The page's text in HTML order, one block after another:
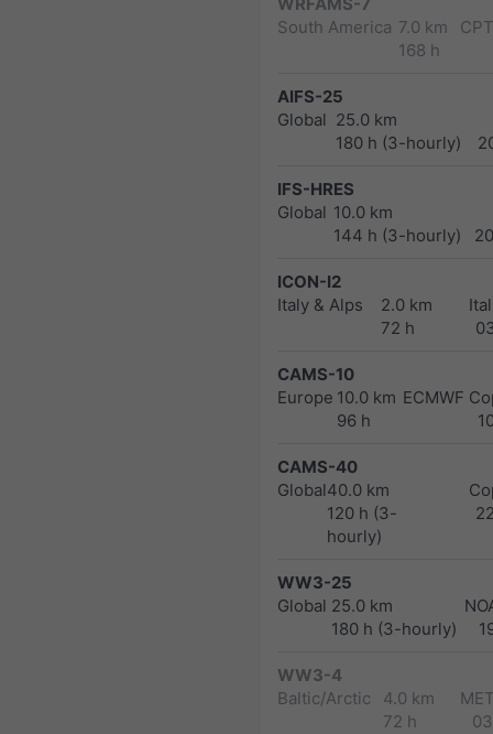
WRFAMS-7
South America 7.0 km
168 h
AIFS-25
Global 25.0 km
180 h (3-hourly)
IFS-HRES
Global 10.0 km
144 h (3-hourly)
ICON-I2
Italy & Alps
2.0 km
72 h
CAMS-10
Europe 10.0 km
96 h
ECMWF
CAMS-40
Global40.0 km
120 h (3-
hourly)
WW3-25
Global 25.0 km
180 h (3-hourly)
WW3-4
Baltic/Arctic
4.0 km
72 h